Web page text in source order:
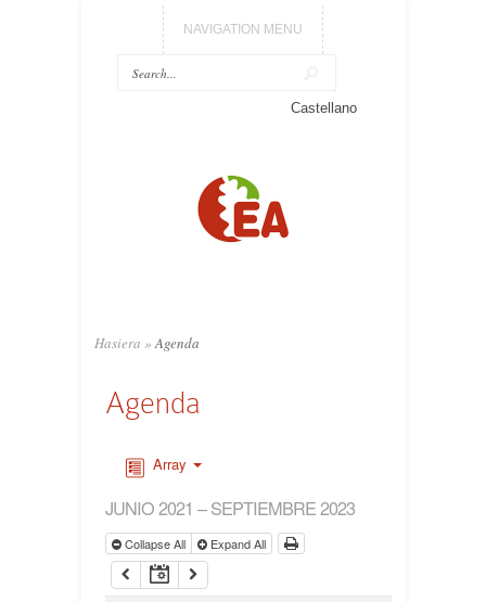
NAVIGATION MENU
Castellano
Hasiera » Agenda
Agenda
Array
JUNIO 2021 – SEPTIEMBRE 2023
Collapse All Expand All